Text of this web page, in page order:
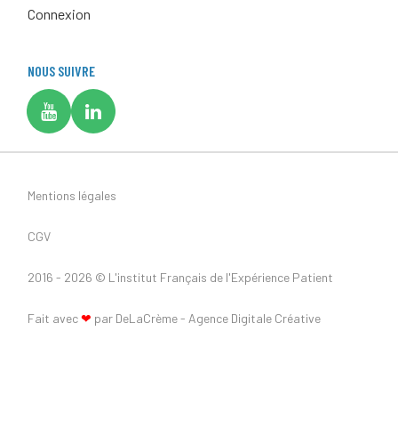
Connexion
NOUS SUIVRE
Fait avec❤ par DeLaCrème - Agence Digitale Créative
Mentions légales
CGV
2016 - 2026 © L'institut Français de l'Expérience Patient